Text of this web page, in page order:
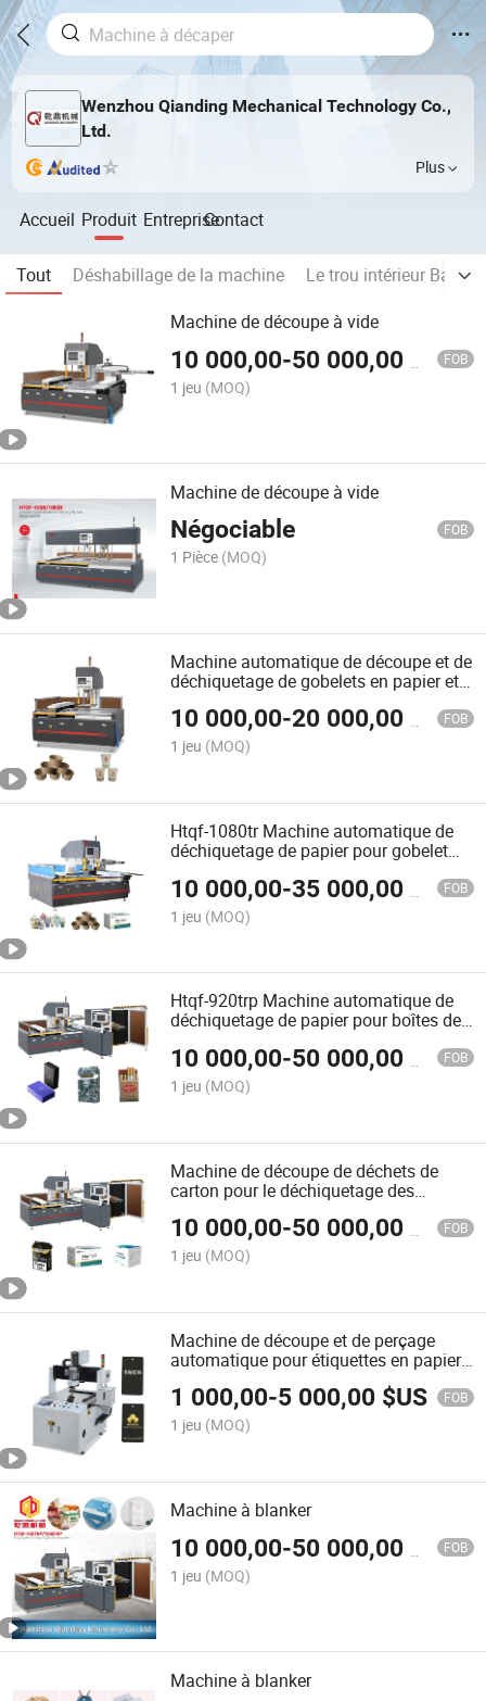
Wenzhou Qianding Mechanical Technology Co.,
Ltd.
Plus
Accueil Produit EntrepriseContact
Tout Déshabillage de la machine
Le trou intérieur
Machine de découpe à vide
10 000,00-50 000,00 FOB
1 jeu (MOQ)
Machine de découpe à vide
Négociable FOB
1 Pièce (MOQ)
Machine automatique de découpe et de
déchiquetage de gobelets en papier et
10 000,00-20 000,00 FOB
1 jeu (MOQ)
Htqf-1080tr Machine automatique de
déchiquetage de papier pour gobelet
10 000,00-35 000,00 FOB
1 jeu (MOQ)
Htqf-920trp Machine automatique de
déchiquetage de papier pour boîtes de
cosmétiques
10 000,00-50 000,00 FOB
1 jeu (MOQ)
Machine de découpe de déchets de
carton pour le déchiquetage des
10 000,00-50 000,00 FOB
1 jeu (MOQ)
Machine de découpe et de perçage
automatique pour étiquettes en papier
1 000,00-5 000,00 $US FOB
1 jeu (MOQ)
Machine à blanker
10 000,00-50 000,00 FOB
1 jeu (MOQ)
Machine à blanker